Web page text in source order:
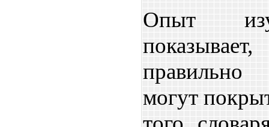
Опыт
правильно
могут